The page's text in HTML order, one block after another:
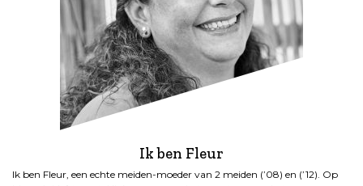
Ik ben Fleur
Ik ben Fleur, een echte meiden-moeder van 2 meiden (’08) en (’12). Op